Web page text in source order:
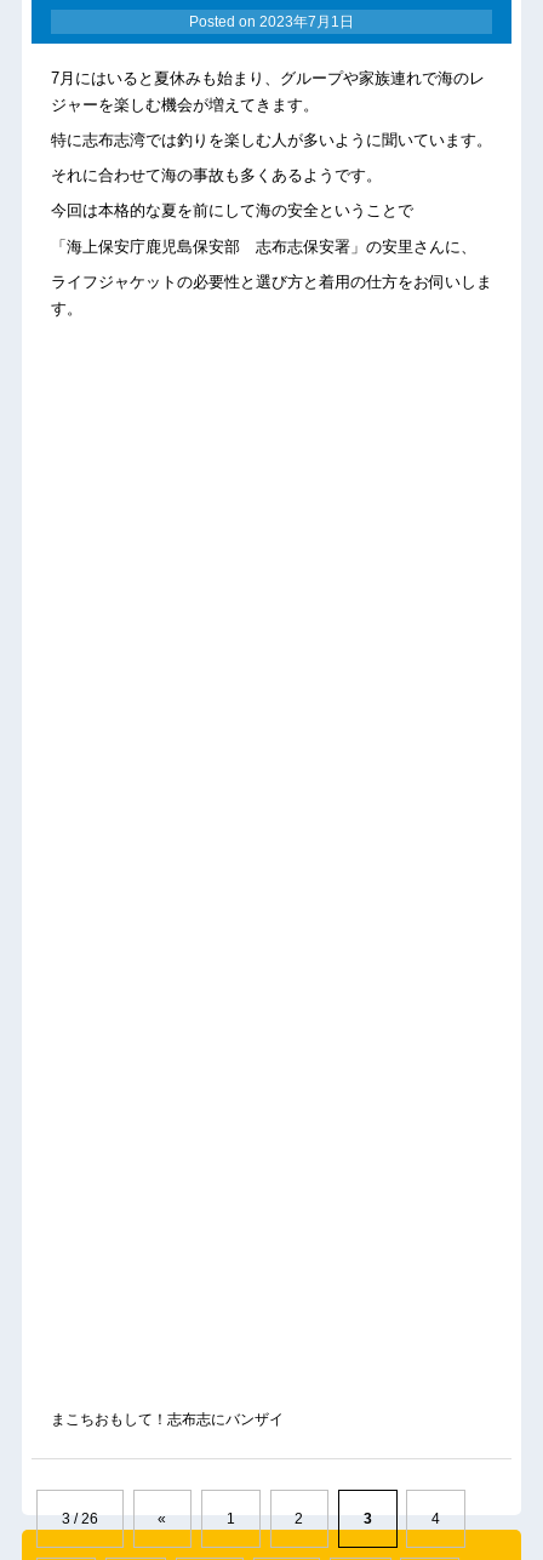
Posted on 2023年7月1日
7月にはいると夏休みも始まり、グループや家族連れで海のレ
ジャーを楽しむ機会が増えてきます。
特に志布志湾では釣りを楽しむ人が多いように聞いています。
それに合わせて海の事故も多くあるようです。
今回は本格的な夏を前にして海の安全ということで
「海上保安庁鹿児島保安部 志布志保安署」の安里さんに、
ライフジャケットの必要性と選び方と着用の仕方をお伺いしま
す。
まこちおもして！志布志にバンザイ
3 / 26 « 1 2 3 4